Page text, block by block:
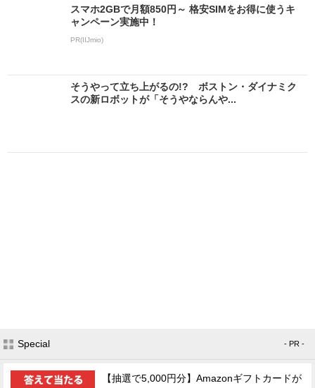
スマホ2GBで月額850円～ 格安SIMをお得に使うキ
ャンペーン実施中！
PR(IIJmio)
そうやって立ち上がるの!? ボストン・ダイナミク
スの新ロボットが「そうやならんや...
Special - PR -
【抽選で5,000円分】Amazonギフトカードが